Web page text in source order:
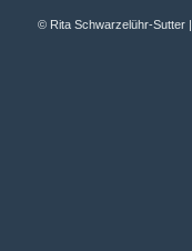
© Rita Schwarzelühr-Sutter |